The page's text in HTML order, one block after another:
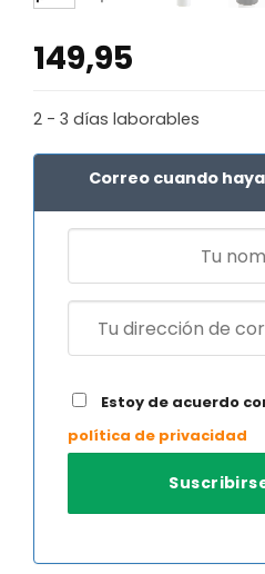
149,95
2 - 3 días laborables
Correo cuando
Estoy de acuerdo
política de privacidad